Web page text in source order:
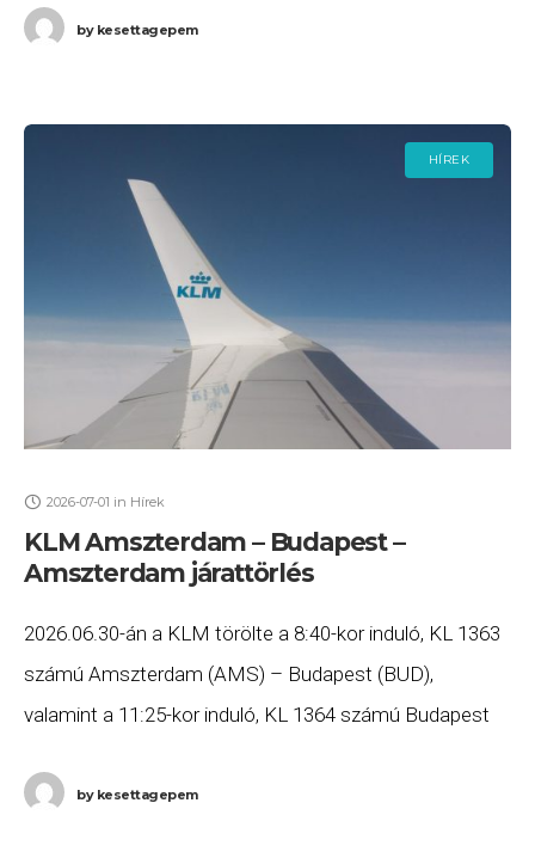
bykesettagepem
HÍREK
2026-07-01 in Hírek
KLM Amszterdam – Budapest –
Amszterdam járattörlés
2026.06.30-án a KLM törölte a 8:40-kor induló, KL 1363
számú Amszterdam (AMS) – Budapest (BUD),
valamint a 11:25-kor induló, KL 1364 számú Budapest
bykesettagepem